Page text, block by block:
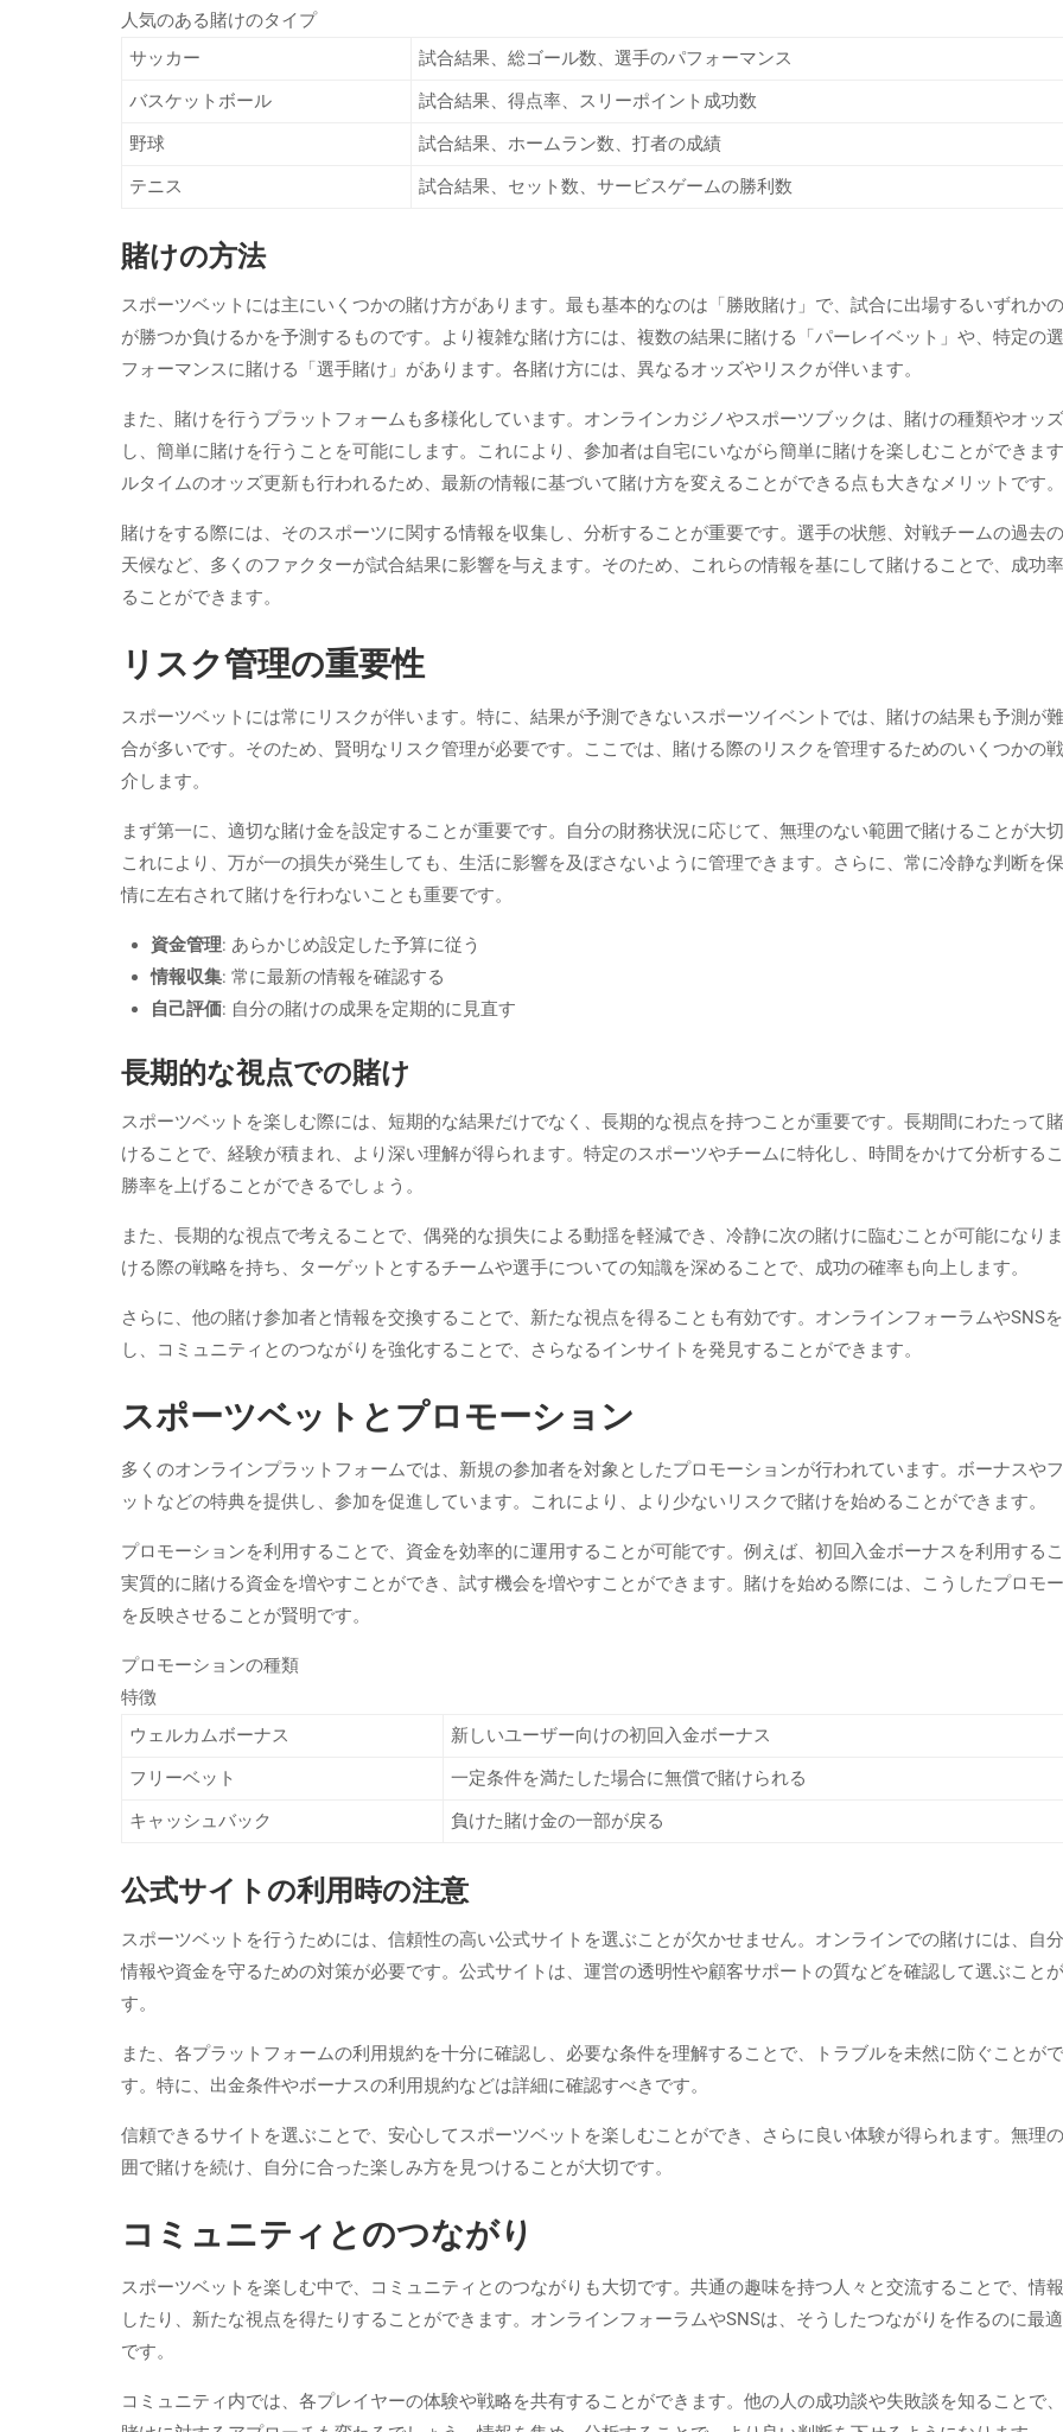
人気のある賭けのタイプ
サッカー
試合結果、総ゴール数、選手のパフォーマンス
バスケットボール
試合結果、得点率、スリーポイント成功数
野球
試合結果、ホームラン数、打者の成績
テニス
試合結果、セット数、サービスゲームの勝利数
賭けの方法
スポーツベットには主にいくつかの賭け方があります。最も基本的なのは「勝敗賭け」で、試合に出場するいずれか
が勝つか負けるかを予測するものです。より複雑な賭け方には、複数の結果に賭ける「パーレイベット」や、特定の
フォーマンスに賭ける「選手賭け」があります。各賭け方には、異なるオッズやリスクが伴います。
また、賭けを行うプラットフォームも多様化しています。オンラインカジノやスポーツブックは、賭けの種類やオッ
し、簡単に賭けを行うことを可能にします。これにより、参加者は自宅にいながら簡単に賭けを楽しむことができま
ルタイムのオッズ更新も行われるため、最新の情報に基づいて賭け方を変えることができる点も大きなメリットです。
賭けをする際には、そのスポーツに関する情報を収集し、分析することが重要です。選手の状態、対戦チームの過去の
天候など、多くのファクターが試合結果に影響を与えます。そのため、これらの情報を基にして賭けることで、成功
ることができます。
リスク管理の重要性
スポーツベットには常にリスクが伴います。特に、結果が予測できないスポーツイベントでは、賭けの結果も予測が
合が多いです。そのため、賢明なリスク管理が必要です。ここでは、賭ける際のリスクを管理するためのいくつかの
介します。
まず第一に、適切な賭け金を設定することが重要です。自分の財務状況に応じて、無理のない範囲で賭けることが大切
これにより、万が一の損失が発生しても、生活に影響を及ぼさないように管理できます。さらに、常に冷静な判断を
情に左右されて賭けを行わないことも重要です。
資金管理: あらかじめ設定した予算に従う
情報収集: 常に最新の情報を確認する
自己評価: 自分の賭けの成果を定期的に見直す
長期的な視点での賭け
スポーツベットを楽しむ際には、短期的な結果だけでなく、長期的な視点を持つことが重要です。長期間にわたって
けることで、経験が積まれ、より深い理解が得られます。特定のスポーツやチームに特化し、時間をかけて分析するこ
勝率を上げることができるでしょう。
また、長期的な視点で考えることで、偶発的な損失による動揺を軽減でき、冷静に次の賭けに臨むことが可能になり
ける際の戦略を持ち、ターゲットとするチームや選手についての知識を深めることで、成功の確率も向上します。
さらに、他の賭け参加者と情報を交換することで、新たな視点を得ることも有効です。オンラインフォーラムやSNS
し、コミュニティとのつながりを強化することで、さらなるインサイトを発見することができます。
スポーツベットとプロモーション
多くのオンラインプラットフォームでは、新規の参加者を対象としたプロモーションが行われています。ボーナスや
ットなどの特典を提供し、参加を促進しています。これにより、より少ないリスクで賭けを始めることができます。
プロモーションを利用することで、資金を効率的に運用することが可能です。例えば、初回入金ボーナスを利用するこ
実質的に賭ける資金を増やすことができ、試す機会を増やすことができます。賭けを始める際には、こうしたプロモ
を反映させることが賢明です。
プロモーションの種類
特徴
ウェルカムボーナス
新しいユーザー向けの初回入金ボーナス
フリーベット
一定条件を満たした場合に無償で賭けられる
キャッシュバック
負けた賭け金の一部が戻る
公式サイトの利用時の注意
スポーツベットを行うためには、信頼性の高い公式サイトを選ぶことが欠かせません。オンラインでの賭けには、自
情報や資金を守るための対策が必要です。公式サイトは、運営の透明性や顧客サポートの質などを確認して選ぶこと
す。
また、各プラットフォームの利用規約を十分に確認し、必要な条件を理解することで、トラブルを未然に防ぐことが
す。特に、出金条件やボーナスの利用規約などは詳細に確認すべきです。
信頼できるサイトを選ぶことで、安心してスポーツベットを楽しむことができ、さらに良い体験が得られます。無理
囲で賭けを続け、自分に合った楽しみ方を見つけることが大切です。
コミュニティとのつながり
スポーツベットを楽しむ中で、コミュニティとのつながりも大切です。共通の趣味を持つ人々と交流することで、情
したり、新たな視点を得たりすることができます。オンラインフォーラムやSNSは、そうしたつながりを作るのに最
です。
コミュニティ内では、各プレイヤーの体験や戦略を共有することができます。他の人の成功談や失敗談を知ることで